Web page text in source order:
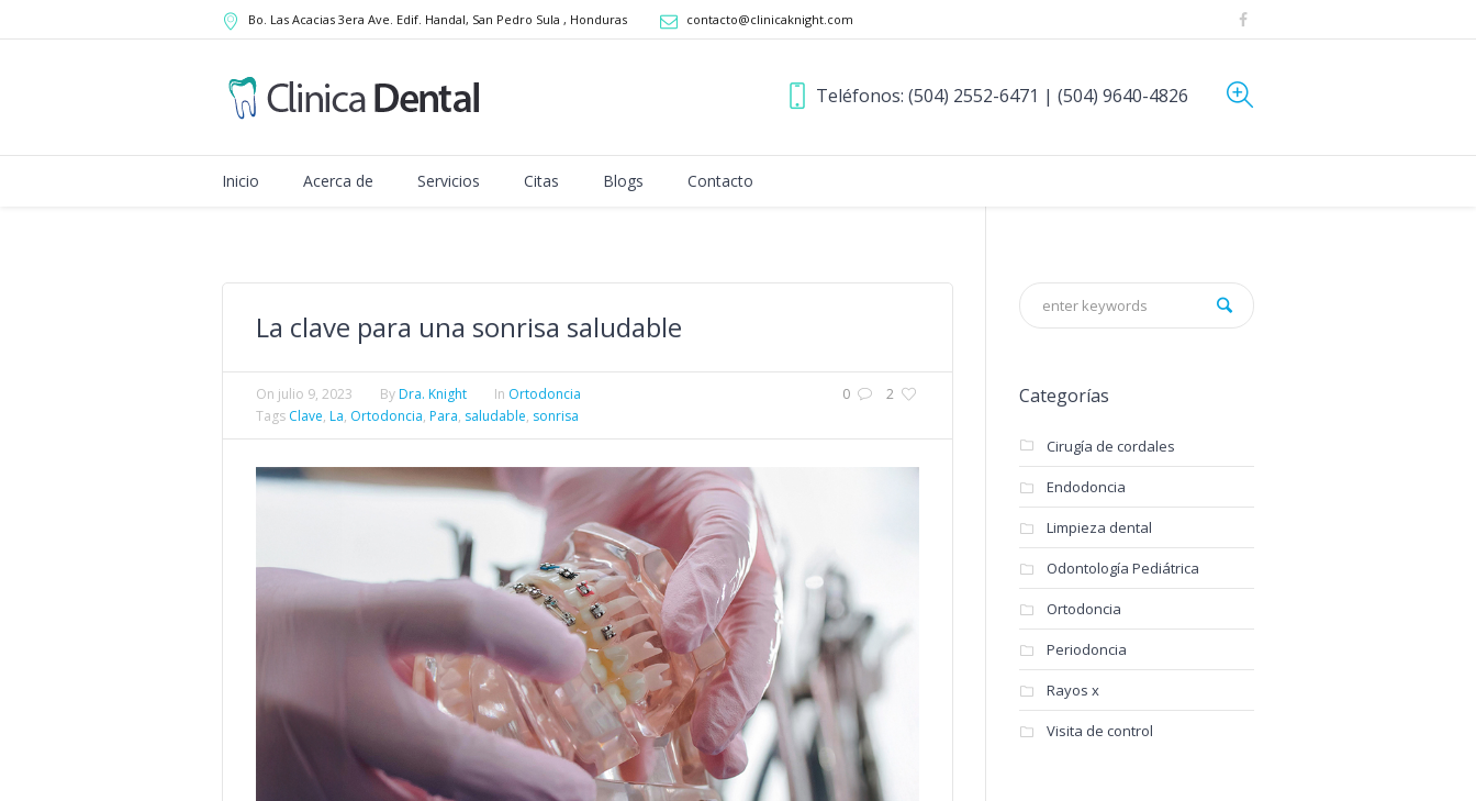
Bo. Las Acacias 3era Ave. Edif. Handal, San Pedro Sula , Honduras contacto@clinicaknight.com
Teléfonos: (504) 2552-6471 | (504) 9640-4826
Inicio Acerca de Servicios Citas Blogs Contacto
La clave para una sonrisa saludable
0 2
On julio 9, 2023 ByDra. Knight In Ortodoncia
Tags Clave, La, Ortodoncia, Para, saludable, sonrisa
Categorías
Cirugía de cordales
Endodoncia
Limpieza dental
Odontología Pediátrica
Ortodoncia
Periodoncia
Rayos x
Visita de control